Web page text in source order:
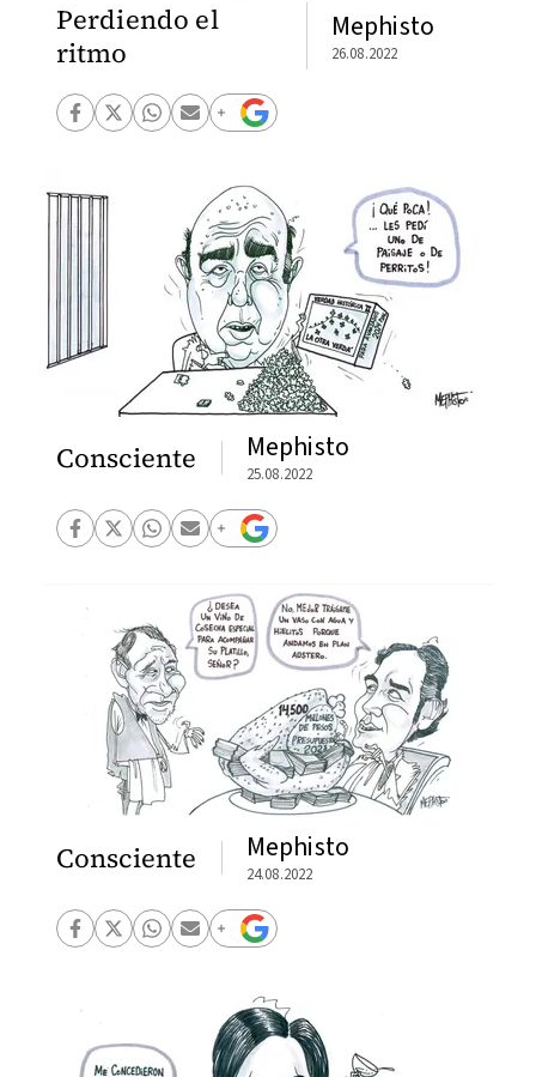
Perdiendo el
ritmo
Mephisto
26.08.2022
Consciente Mephisto
25.08.2022
Consciente Mephisto
24.08.2022